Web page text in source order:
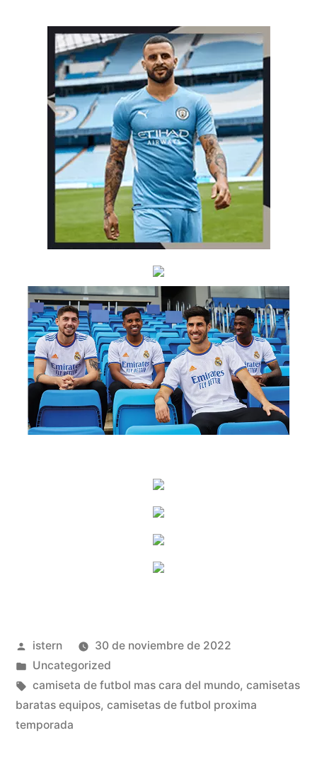
Publicado
por
istern
30 de noviembre de 2022
Publicado
en
Uncategorized
Etiquetas:
camiseta de futbol mas cara del mundo, camisetas
baratas equipos, camisetas de futbol proxima
temporada